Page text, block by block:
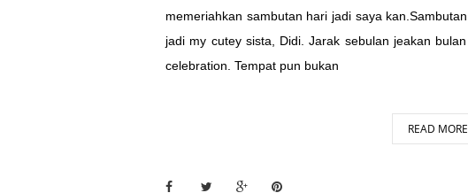
memeriahkan sambutan hari jadi saya
jadi my cutey sista, Didi. Jarak sebulan jeakan
celebration. Tempat pun bukan
READ MORE